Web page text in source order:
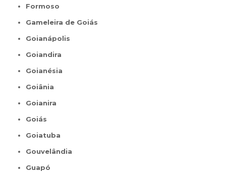
Formoso
Gameleira de Goiás
Goianápolis
Goiandira
Goianésia
Goiânia
Goianira
Goiás
Goiatuba
Gouvelândia
Guapó